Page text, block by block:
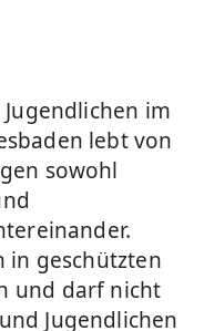
im
lebt von
sowohl
in geschützten
und darf nicht
Jugendlichen